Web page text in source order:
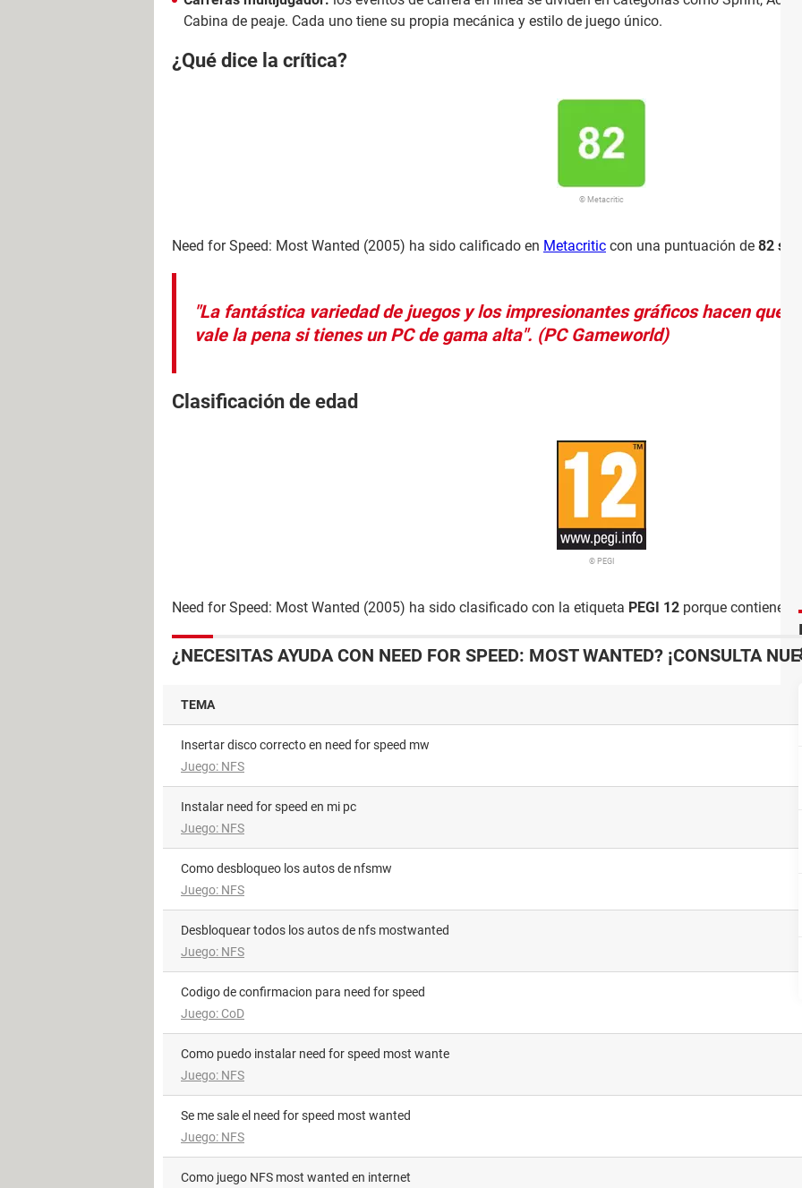
Cabina de peaje. Cada uno tiene su propia mecánica y estilo de juego único.
¿Qué dice la crítica?
© Metacritic
Need for Speed: Most Wanted (2005) ha sido calificado en Metacritic con una puntuación de 82
"La fantástica variedad de juegos y los impresionantes gráficos hacen que
vale la pena si tienes un PC de gama alta". (PC Gameworld)
Clasificación de edad
© PEGI
Need for Speed: Most Wanted (2005) ha sido clasificado con la etiqueta PEGI 12 porque contiene
¿NECESITAS AYUDA CON NEED FOR SPEED: MOST WANTED? ¡CONSULTA
TEMA
Insertar disco correcto en need for speed mw
Juego: NFS
instalar need for speed en mi pc
Juego: NFS
como desbloqueo los autos de nfsmw
Juego: NFS
desbloquear todos los autos de nfs mostwanted
Juego: NFS
codigo de confirmacion para need for speed
Juego: CoD
como puedo instalar need for speed most wante
Juego: NFS
Se me sale el need for speed most wanted
Juego: NFS
como juego NFS most wanted en internet